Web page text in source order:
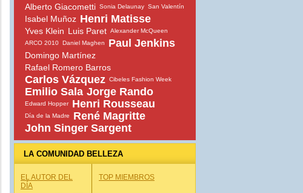
Alberto Giacometti Sonia Delaunay San Valentín
Isabel Muñoz Henri Matisse
Yves Klein Luis Paret Alexander McQueen
ARCO 2010 Daniel Maghen Paul Jenkins
Domingo Martínez
Rafael Romero Barros
Carlos Vázquez Cibeles Fashion Week
Emilio Sala Jorge Rando
Edward Hopper Henri Rousseau
Día de la Madre
René Magritte
John Singer Sargent
LA COMUNIDAD BELLEZA
EL AUTOR DEL
DÍA
TOP MIEMBROS